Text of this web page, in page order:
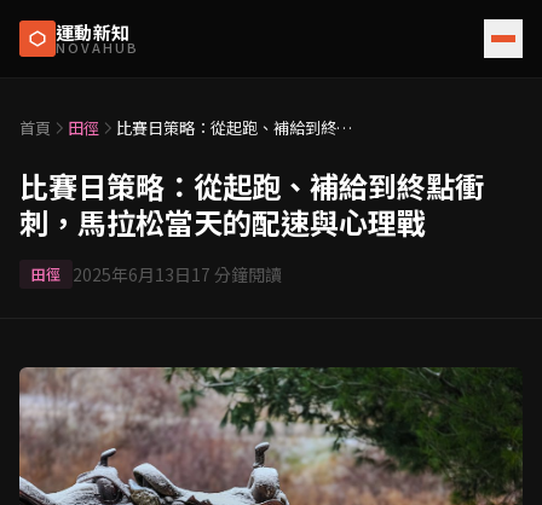
運動新知
NOVAHUB
首頁 田徑
比賽日策略：從起跑、補給到終點
比賽日策略：從起跑、補給到終點衝
刺，馬拉松當天的配速與心理戰
田徑 2025年6月13日17 分鐘閱讀